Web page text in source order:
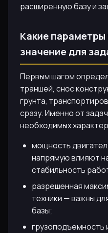
расширенную базу и
Какие
значение для
Первым шагом
траншей, снос
грунта,
сразу. Именно от
необходимых
мощность
напрямую влияют
стабильность
разрешенная
техники — важны
базы;
грузоподъемность